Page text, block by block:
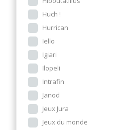
Huch !
Hurrican
Iello
Igiari
Ilopeli
Intrafin
Janod
Jeux Jura
Jeux du monde